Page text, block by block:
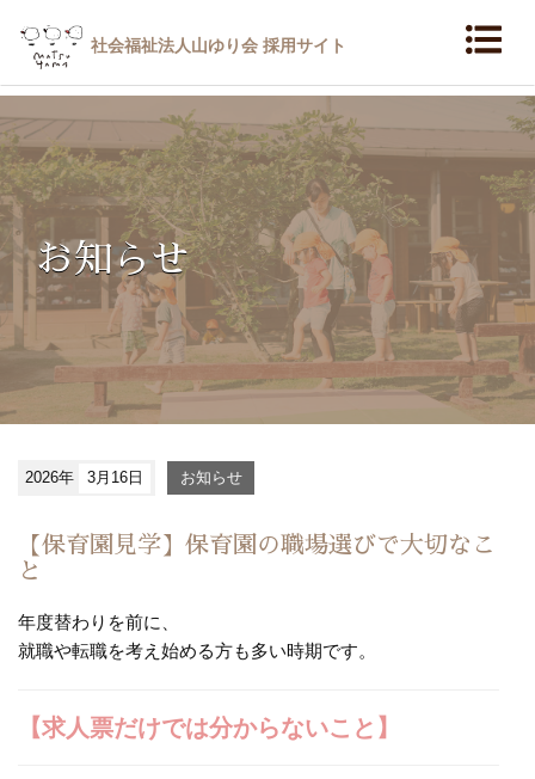
社会福祉法人山ゆり会 採用サイト
お知らせ
2026年 3月16日 お知らせ
【保育園見学】保育園の職場選びで大切なこ
と
年度替わりを前に、
就職や転職を考え始める方も多い時期です。
【求人票だけでは分からないこと】